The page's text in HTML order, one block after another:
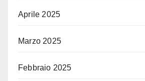
Aprile 2025
Marzo 2025
Febbraio 2025